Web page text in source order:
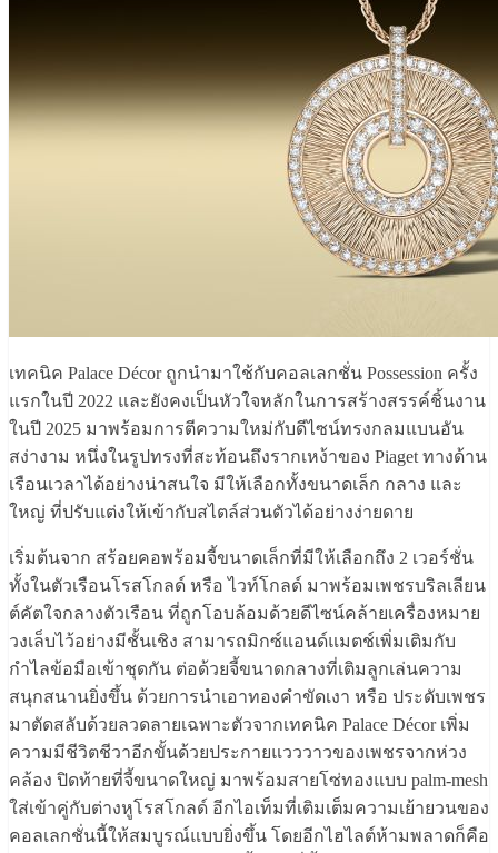
เทคนิค Palace Décor ถูกนำมาใช้กับคอลเลกชั่น Possession ครั้ง
แรกในปี 2022 และยังคงเป็นหัวใจหลักในการสร้างสรรค์ชิ้นงาน
ในปี 2025 มาพร้อมการตีความใหม่กับดีไซน์ทรงกลมแบนอัน
สง่างาม หนึ่งในรูปทรงที่สะท้อนถึงรากเหง้าของ Piaget ทางด้าน
เรือนเวลาได้อย่างน่าสนใจ มีให้เลือกทั้งขนาดเล็ก กลาง และ
ใหญ่ ที่ปรับแต่งให้เข้ากับสไตล์ส่วนตัวได้อย่างง่ายดาย
เริ่มต้นจาก สร้อยคอพร้อมจี้ขนาดเล็กที่มีให้เลือกถึง 2 เวอร์ชั่น
ทั้งในตัวเรือนโรสโกลด์ หรือ ไวท์โกลด์ มาพร้อมเพชรบริลเลียน
ต์คัตใจกลางตัวเรือน ที่ถูกโอบล้อมด้วยดีไซน์คล้ายเครื่องหมาย
วงเล็บไว้อย่างมีชั้นเชิง สามารถมิกซ์แอนด์แมตช์เพิ่มเติมกับ
กำไลข้อมือเข้าชุดกัน ต่อด้วยจี้ขนาดกลางที่เติมลูกเล่นความ
สนุกสนานยิ่งขึ้น ด้วยการนำเอาทองคำขัดเงา หรือ ประดับเพชร
มาตัดสลับด้วยลวดลายเฉพาะตัวจากเทคนิค Palace Décor เพิ่ม
ความมีชีวิตชีวาอีกขั้นด้วยประกายแวววาวของเพชรจากห่วง
คล้อง ปิดท้ายที่จี้ขนาดใหญ่ มาพร้อมสายโซ่ทองแบบ palm-mesh
ใส่เข้าคู่กับต่างหูโรสโกลด์ อีกไอเท็มที่เติมเต็มความเย้ายวนของ
คอลเลกชั่นนี้ให้สมบูรณ์แบบยิ่งขึ้น โดยอีกไฮไลต์ห้ามพลาดก็คือ